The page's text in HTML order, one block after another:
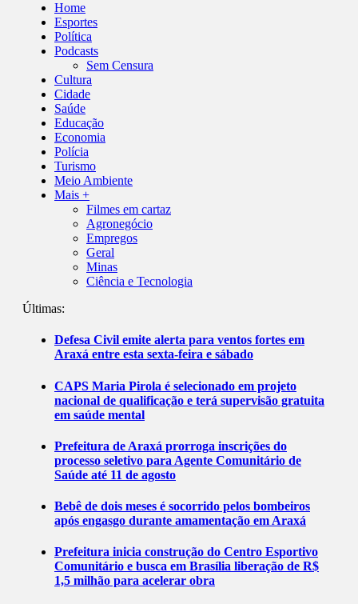
Home
Esportes
Política
Podcasts
Sem Censura
Cultura
Cidade
Saúde
Educação
Economia
Polícia
Turismo
Meio Ambiente
Mais +
Filmes em cartaz
Agronegócio
Empregos
Geral
Minas
Ciência e Tecnologia
Últimas:
Defesa Civil emite alerta para ventos fortes em
Araxá entre esta sexta-feira e sábado
CAPS Maria Pirola é selecionado em projeto
nacional de qualificação e terá supervisão gratuita
em saúde mental
Prefeitura de Araxá prorroga inscrições do
processo seletivo para Agente Comunitário de
Saúde até 11 de agosto
Bebê de dois meses é socorrido pelos bombeiros
após engasgo durante amamentação em Araxá
Prefeitura inicia construção do Centro Esportivo
Comunitário e busca em Brasília liberação de R$
1,5 milhão para acelerar obra